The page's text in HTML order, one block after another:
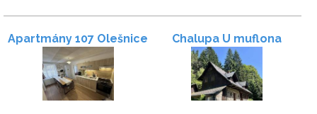
Apartmány 107 Olešnice
3
Chalupa U muflona